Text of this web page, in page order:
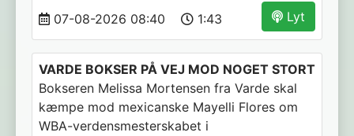
Lyt
07-08-2026 08:40 1:43
VARDE BOKSER PÅ VEJ MOD NOGET STORT
Bokseren Melissa Mortensen fra Varde skal
kæmpe mod mexicanske Mayelli Flores om
WBA-verdensmesterskabet i